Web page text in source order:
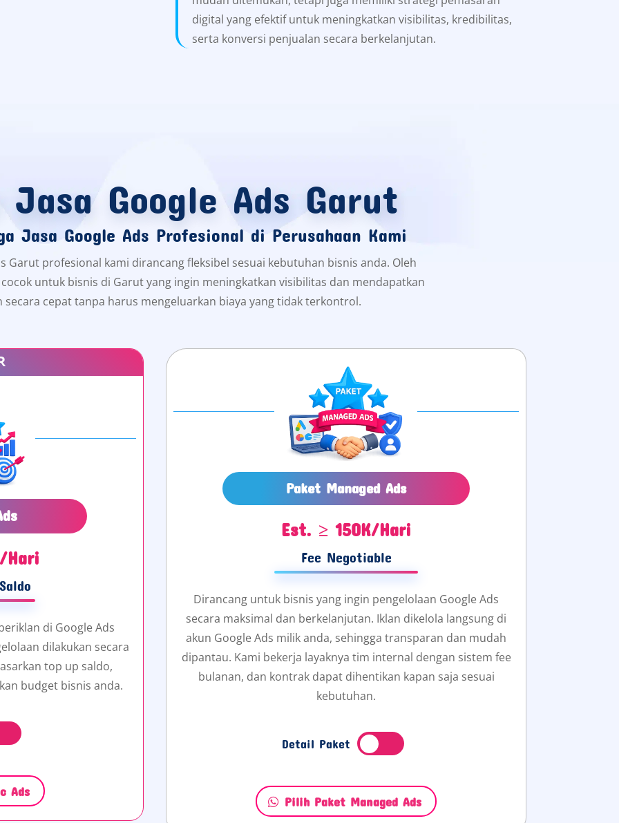
digital yang efektif untuk meningkatkan visibilitas, kredibilitas,
serta konversi penjualan secara berkelanjutan.
Jasa Google Ads Garut
Jasa Google Ads Profesional di Perusahaan Kami
Garut profesional kami dirancang fleksibel sesuai kebutuhan bisnis anda. Oleh
untuk bisnis di Garut yang ingin meningkatkan visibilitas dan mendapatkan
secara cepat tanpa harus mengeluarkan biaya yang tidak terkontrol.
Hari
di Google Ads
dilakukan secara
top up saldo,
budget bisnis anda.
Ads
Paket Managed Ads
Est. ≥ 150K/Hari
Fee Negotiable
Dirancang untuk bisnis yang ingin pengelolaan Google Ads
secara maksimal dan berkelanjutan. Iklan dikelola langsung di
akun Google Ads milik anda, sehingga transparan dan mudah
dipantau. Kami bekerja layaknya tim internal dengan sistem fee
bulanan, dan kontrak dapat dihentikan kapan saja sesuai
kebutuhan.
Detail Paket
Pilih Paket Managed Ads